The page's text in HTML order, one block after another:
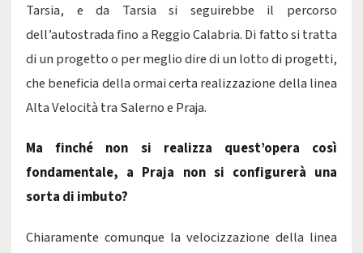
Tarsia, e da Tarsia si seguirebbe il percorso
dell’autostrada fino a Reggio Calabria. Di fatto si tratta
di un progetto o per meglio dire di un lotto di progetti,
che beneficia della ormai certa realizzazione della linea
Alta Velocità tra Salerno e Praja.
Ma finché non si realizza quest’opera così
fondamentale, a Praja non si configurerà una
sorta di imbuto?
Chiaramente comunque la velocizzazione della linea